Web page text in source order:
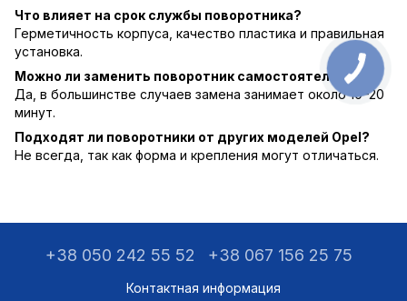
Что влияет на срок службы поворотника?
Герметичность корпуса, качество пластика и правильная
установка.
Можно ли заменить поворотник самостоятельно?
Да, в большинстве случаев замена занимает около 10–20
минут.
Подходят ли поворотники от других моделей Opel?
Не всегда, так как форма и крепления могут отличаться.
+38 050 242 55 52 +38 067 156 25 75
Контактная информация